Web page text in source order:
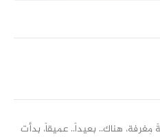
مِغرفة، هناك.. بعيداً.. عميقاً، بدأت